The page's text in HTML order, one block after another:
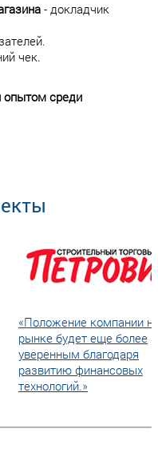
- докладчик
чек.
среди
«Положение компании
рынке будет еще более
уверенным благодаря
развитию финансовых
технологий.»